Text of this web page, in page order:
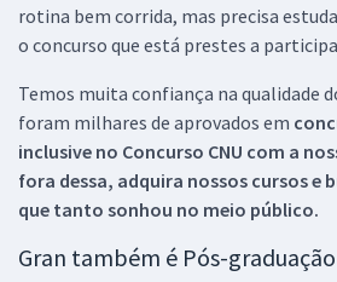
rotina bem corrida, mas precisa
o concurso que está prestes a
Temos muita confiança na qualidade
foram milhares de aprovados em
inclusive no Concurso CNU com a
fora dessa, adquira nossos cursos e
que tanto sonhou no meio público.
Gran também é Pós-graduação